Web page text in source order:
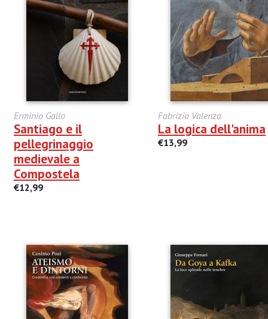
Erminio Gallo
Santiago e il
pellegrinaggio
medievale a
Compostela
€12,99
Fabrizio Valenza
La logica dell'anima
€13,99